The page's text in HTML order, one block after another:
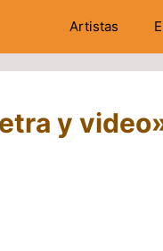
Artistas
y